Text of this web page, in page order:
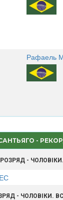
Рафаель
-
-
- ЧОЛОВІКИ.